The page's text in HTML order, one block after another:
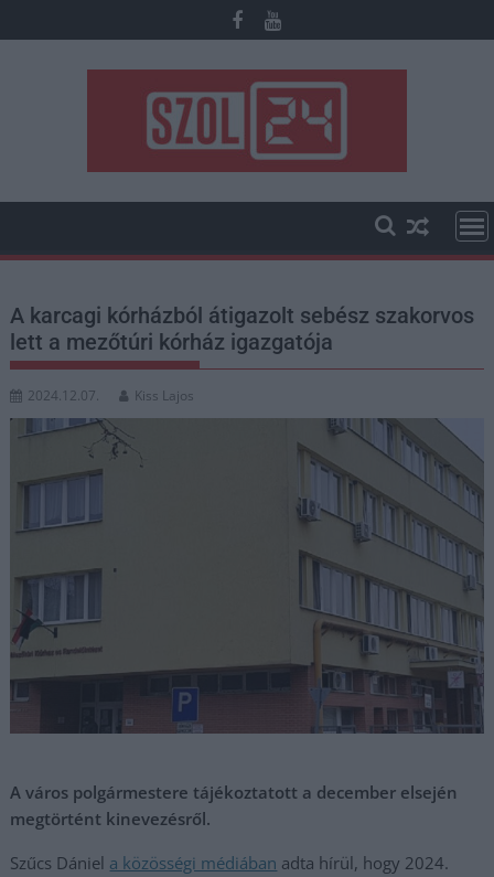
to
A karcagi kórházból átigazolt sebész szakorvos
lett a mezőtúri kórház igazgatója
2024.12.07. Kiss Lajos
A város polgármestere tájékoztatott a december elsején
megtörtént kinevezésről.
Szűcs Dániel a közösségi médiában adta hírül, hogy 2024.